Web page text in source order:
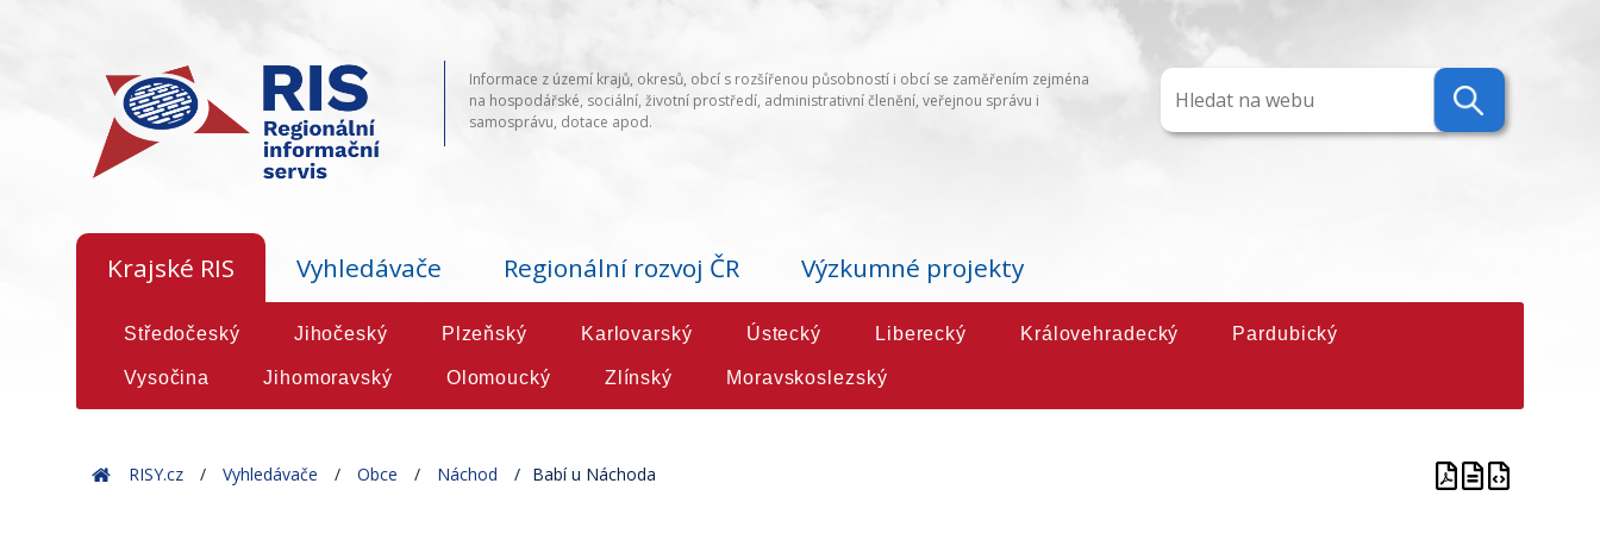
Informace z území krajů, okresů, obcí s rozšířenou působností i obcí se zaměřením zejména
na hospodářské, sociální, životní prostředí, administrativní členění, veřejnou správu i
samosprávu, dotace apod.
Krajské RIS Vyhledávače Regionální rozvoj ČR Výzkumné projekty
Středočeský Jihočeský Plzeňský Karlovarský Ústecký Liberecký Královehradecký Pardubický
Vysočina Jihomoravský Olomoucký Zlínský Moravskoslezský
HomeRISY.cz Vyhledávače Obce Náchod Babí u Náchoda